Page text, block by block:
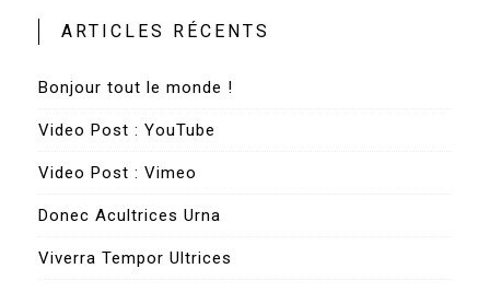
ARTICLES RÉCENTS
Bonjour tout le monde !
Video Post : YouTube
Video Post : Vimeo
Donec Acultrices Urna
Viverra Tempor Ultrices